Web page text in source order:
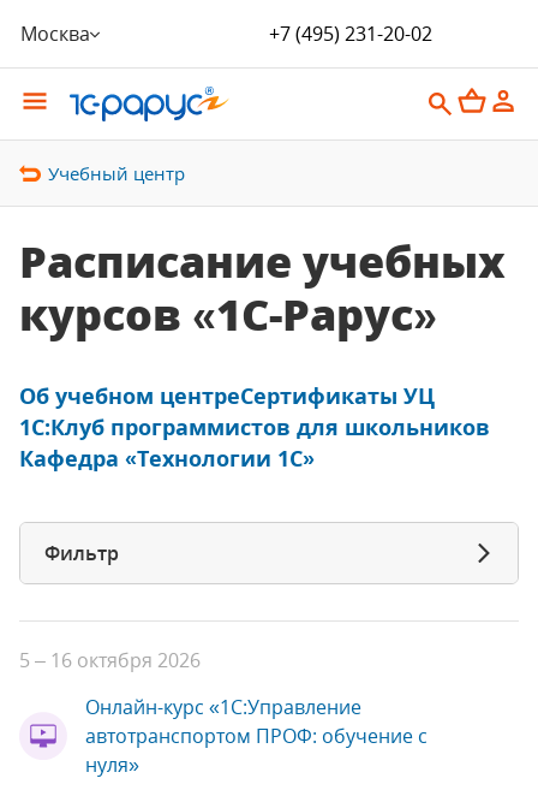
Москва +7 (495) 231-20-02
Учебный центр
Расписание учебных
курсов «1С-Рарус»
Об учебном центреСертификаты УЦ
1C:Клуб программистов для школьников
Кафедра «Технологии 1С»
Фильтр
5 – 16 октября 2026
Онлайн-курс «1С:Управление
автотранспортом ПРОФ: обучение с
нуля»